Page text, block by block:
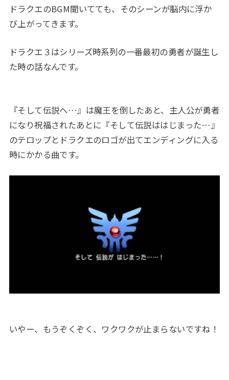
ドラクエのBGM聞いてても、そのシーンが脳内に浮か
び上がってきます。
ドラクエ３はシリーズ時系列の一番最初の勇者が誕生し
た時の話なんです。
『そして伝説へ…』は魔王を倒したあと、主人公が勇者
になり祝福されたあとに『そして伝説ははじまった…』
のテロップとドラクエのロゴが出てエンディングに入る
時にかかる曲です。
いやー、もうぞくぞく、ワクワクが止まらないですね！